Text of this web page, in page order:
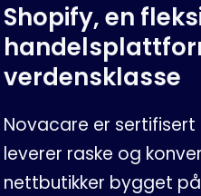
Shopify, en
verdensklasse
Novacare er sertifisert
leverer raske og
nettbutikker bygget